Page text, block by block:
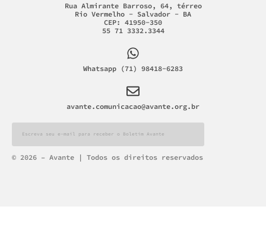
Rua Almirante Barroso, 64, térreo
Rio Vermelho - Salvador - BA
CEP: 41950-350
55 71 3332.3344
Whatsapp (71) 98418-6283
avante.comunicacao@avante.org.br
Alternative:
© 2026 – Avante | Todos os direitos reservados